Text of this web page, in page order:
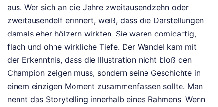
aus. Wer sich an die Jahre zweitausendzehn oder
zweitausendelf erinnert, weiß, dass die Darstellungen
damals eher hölzern wirkten. Sie waren comicartig,
flach und ohne wirkliche Tiefe. Der Wandel kam mit
der Erkenntnis, dass die Illustration nicht bloß den
Champion zeigen muss, sondern seine Geschichte in
einem einzigen Moment zusammenfassen sollte. Man
nennt das Storytelling innerhalb eines Rahmens. Wenn